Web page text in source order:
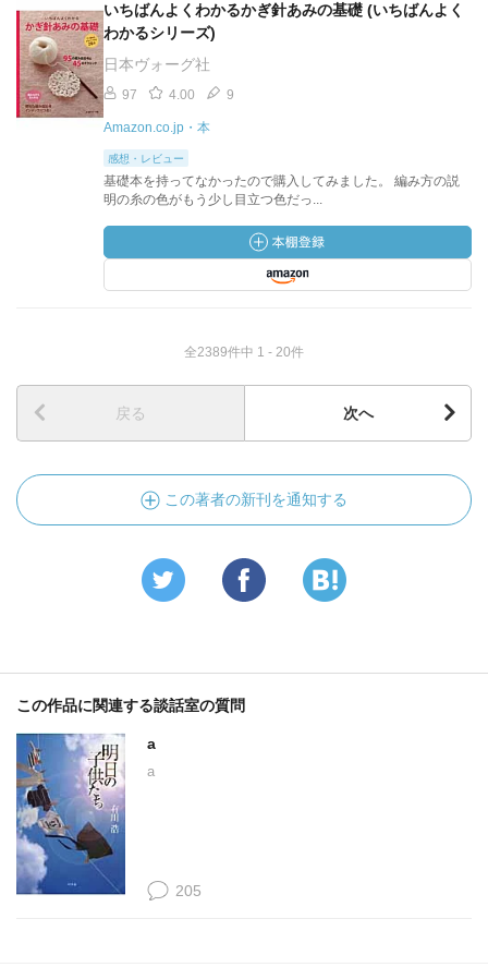
いちばんよくわかるかぎ針あみの基礎 (いちばんよく
わかるシリーズ)
日本ヴォーグ社
97 4.00 9
Amazon.co.jp・本
感想・レビュー
基礎本を持ってなかったので購入してみました。 編み方の説
明の糸の色がもう少し目立つ色だっ...
全2389件中 1 - 20件
戻る 次へ
この著者の新刊を通知する
この作品に関連する談話室の質問
a
a
205